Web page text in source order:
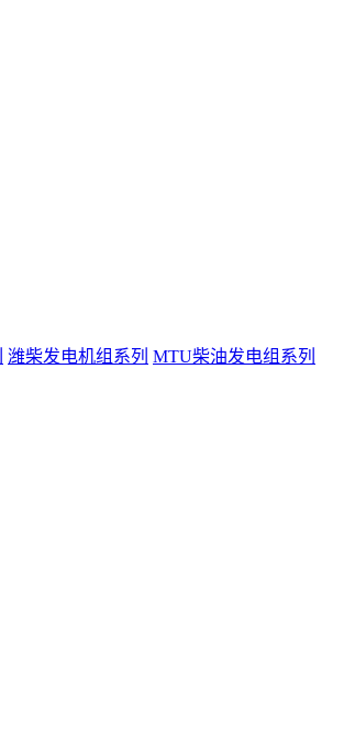
潍柴发电机组系列 MTU柴油发电组系列